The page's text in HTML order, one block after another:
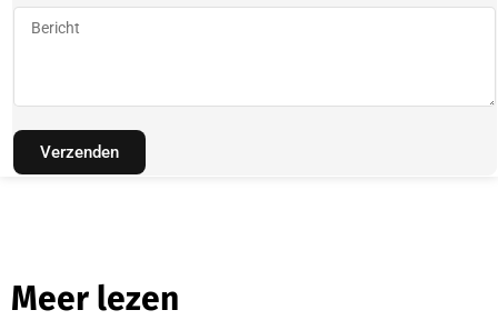
Verzenden
Meer lezen